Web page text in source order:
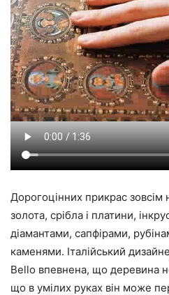
Дорогоцінних прикрас зовсім
золота, срібла і платини,
діамантами, сапфірами,
каменями. Італійський
Bello впевнена, що деревина
що в умілих руках він може